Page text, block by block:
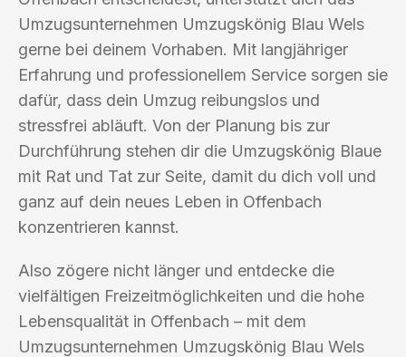
Umzugsunternehmen Umzugskönig Blau Wels
gerne bei deinem Vorhaben. Mit langjähriger
Erfahrung und professionellem Service sorgen sie
dafür, dass dein Umzug reibungslos und
stressfrei abläuft. Von der Planung bis zur
Durchführung stehen dir die Umzugskönig Blaue
mit Rat und Tat zur Seite, damit du dich voll und
ganz auf dein neues Leben in Offenbach
konzentrieren kannst.
Also zögere nicht länger und entdecke die
vielfältigen Freizeitmöglichkeiten und die hohe
Lebensqualität in Offenbach – mit dem
Umzugsunternehmen Umzugskönig Blau Wels